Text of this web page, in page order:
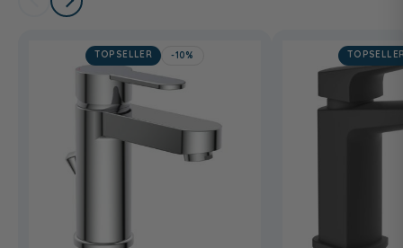
TOPSELLER -10%